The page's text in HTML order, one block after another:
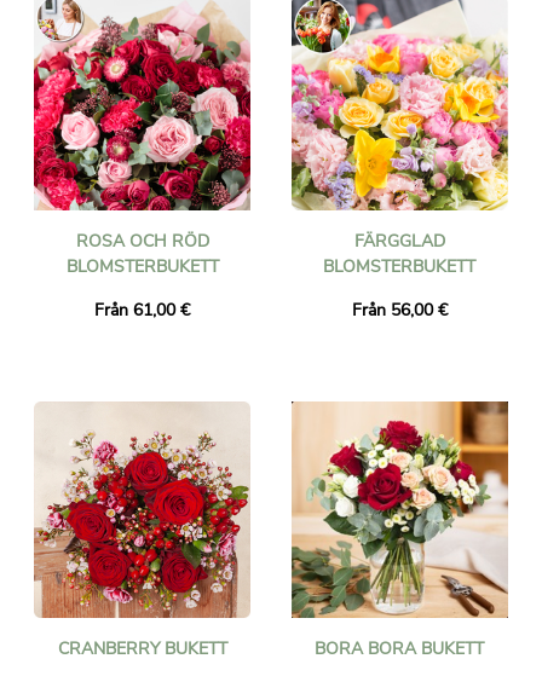
ROSA OCH RÖD
BLOMSTERBUKETT
Från 61,00 €
FÄRGGLAD
BLOMSTERBUKETT
Från 56,00 €
CRANBERRY BUKETT
BORA BORA BUKETT